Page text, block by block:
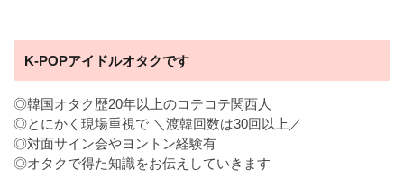
K-POPアイドルオタクです
◎韓国オタク歴20年以上のコテコテ関西人
◎とにかく現場重視で ＼渡韓回数は30回以上／
◎対面サイン会やヨントン経験有
◎オタクで得た知識をお伝えしていきます